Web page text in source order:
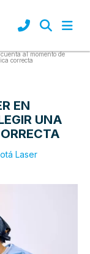
al momento de
correcta
EN
UNA
Laser